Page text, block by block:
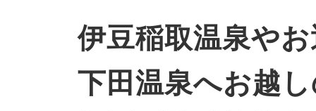
伊豆稲取温泉や
下田温泉へお越